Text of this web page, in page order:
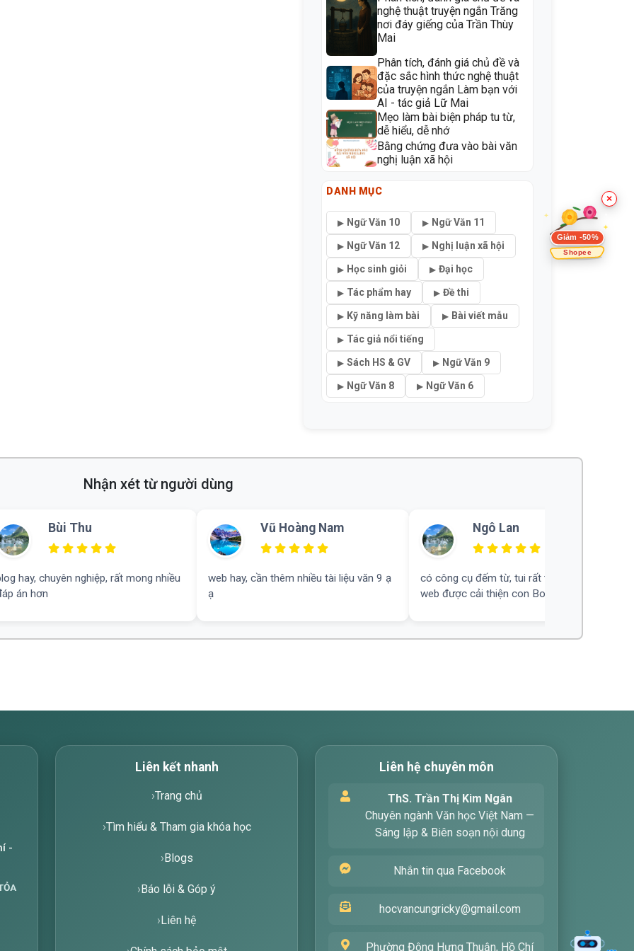
nghệ thuật truyện ngắn Trăng
nơi đáy giếng của Trần Thùy
Mai
Phân tích, đánh giá chủ đề và
đặc sắc hình thức nghệ thuật
của truyện ngắn Làm bạn với
AI - tác giả Lữ Mai
Mẹo làm bài biện pháp tu từ,
dễ hiểu, dễ nhớ
Bằng chứng đưa vào bài văn
nghị luận xã hội
DANH MỤC
Ngữ Văn 10 Ngữ Văn 11
Ngữ Văn 12 Nghị luận xã hội
Học sinh giỏi Đại học
Tác phẩm hay Đề thi
Kỹ năng làm bài Bài viết mẫu
Tác giả nổi tiếng
Sách HS & GV Ngữ Văn 9
Ngữ Văn 8 Ngữ Văn 6
Nhận xét từ người dùng
Vũ Hoàng Nam
hay, cần thêm nhiều tài liệu văn 9 ạ
Ngô Lan
có công cụ đếm từ, tui rất thích. Mong
web được cải thiện con Bot
Trần Bảo
Khá ấn tượng, mong rằng hữu ích cho
nhiều người
Xin chào! Tôi là trợ lý ảo, sẵn sàng
hỗ trợ bạn tìm kiếm các bài viết
về văn học. Hãy nhập từ khóa mà
ngay !
×
Giảm -50%
Shopee
-
Liên kết nhanh
Trang chủ
Tìm hiểu & Tham gia khóa học
Blogs
Báo lỗi & Góp ý
Liên hệ
Liên hệ chuyên môn
ThS. Trần Thị Kim Ngân
Chuyên ngành Văn học Việt Nam —
Sáng lập & Biên soạn nội dung
Nhắn tin qua Facebook
hocvancungricky@gmail.com
Phường Đông Hưng Thuận, Hồ Chí